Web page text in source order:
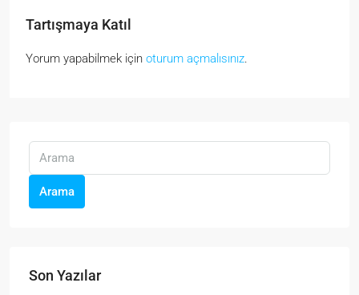
Tartışmaya Katıl
Yorum yapabilmek için oturum açmalısınız.
Arama
Son Yazılar